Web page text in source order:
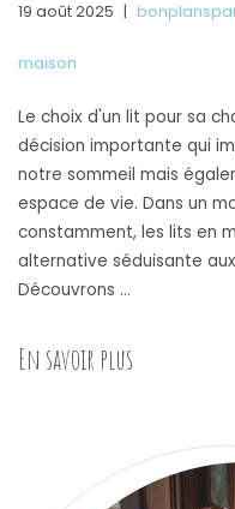
19 août 2025
maison
Le choix d'un lit pour sa
décision importante qui
notre sommeil mais
espace de vie. Dans un
constamment, les lits en
alternative séduisante
Découvrons …
En savoir plus